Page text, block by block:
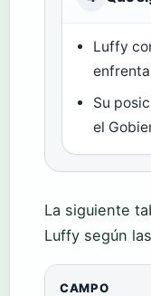
Luffy
Su
el
La siguiente
Luffy según
CAMPO